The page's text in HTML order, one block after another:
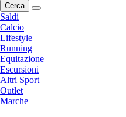
Cerca
Saldi
Calcio
Lifestyle
Running
Equitazione
Escursioni
Altri Sport
Outlet
Marche